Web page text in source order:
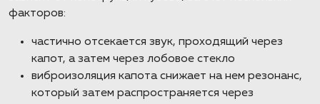
факторов:
частично отсекается звук, проходящий через
капот, а затем через лобовое стекло
виброизоляция капота снижает на нем резонанс,
который затем распространяется через